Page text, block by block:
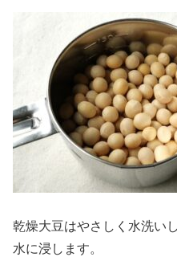
乾燥大豆はやさしく水洗い
水に浸します。